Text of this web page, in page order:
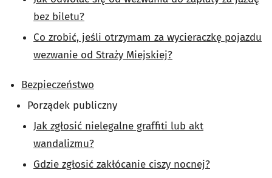
bez biletu?
Co zrobić, jeśli otrzymam za wycieraczkę pojazdu
wezwanie od Straży Miejskiej?
Bezpieczeństwo
Porządek publiczny
Jak zgłosić nielegalne graffiti lub akt
wandalizmu?
Gdzie zgłosić zakłócanie ciszy nocnej?